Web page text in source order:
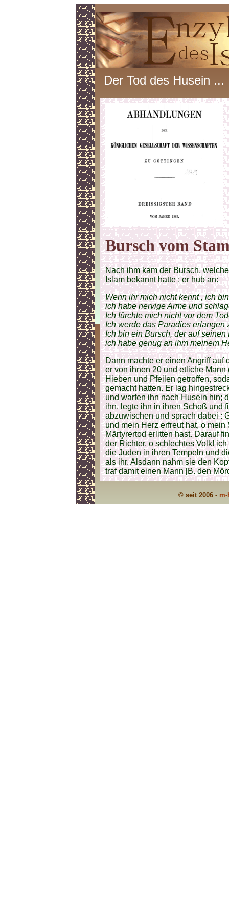
Der Tod des Husein ...
Bursch vom
Nach ihm kam der Bursch,
Islam bekannt hatte ; er hub an:
Wenn ihr mich nicht kennt , ich
ich habe nervige Arme und
Ich fürchte mich nicht vor dem
Ich werde das Paradies erlangen
Ich bin ein Bursch, der auf seinen
ich habe genug an ihm meinem
Dann machte er einen Angriff auf
er von ihnen 20 und etliche
Hieben und Pfeilen getroffen,
gemacht hatten. Er lag
und warfen ihn nach Husein hin;
ihn, legte ihn in ihren Schoß und
abzuwischen und sprach dabei :
und mein Herz erfreut hat, o
Märtyrertod erlitten hast. Darauf
der Richter, o schlechtes Volk!
die Juden in ihren Tempeln und
als ihr. Alsdann nahm sie den
traf damit einen Mann [B. den
© seit 2006 -